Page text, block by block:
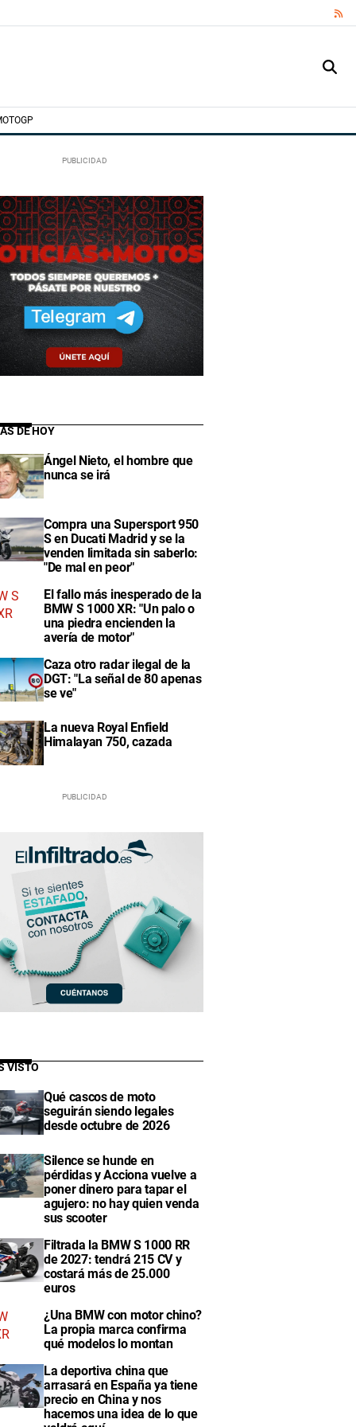
DE HOY
Ángel Nieto, el hombre que
nunca se irá
Compra una Supersport 950
S en Ducati Madrid y se la
venden limitada sin saberlo:
"De mal en peor"
El fallo más inesperado de la
BMW S 1000 XR: "Un palo o
una piedra encienden la
avería de motor"
Caza otro radar ilegal de la
DGT: "La señal de 80 apenas
se ve"
La nueva Royal Enfield
Himalayan 750, cazada
VISTO
Qué cascos de moto
seguirán siendo legales
desde octubre de 2026
Silence se hunde en
pérdidas y Acciona vuelve a
poner dinero para tapar el
agujero: no hay quien venda
sus scooter
Filtrada la BMW S 1000 RR
de 2027: tendrá 215 CV y
costará más de 25.000
euros
¿Una BMW con motor chino?
La propia marca confirma
qué modelos lo montan
La deportiva china que
arrasará en España ya tiene
precio en China y nos
hacemos una idea de lo que